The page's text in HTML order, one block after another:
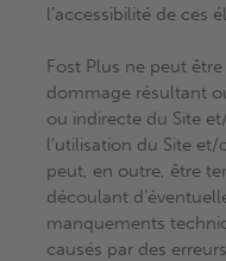
l’accessibilité de ces
Fost Plus ne peut
dommage résultant
ou indirecte du Site
l’utilisation du Site
peut, en outre, être
découlant
manquements
causés par des